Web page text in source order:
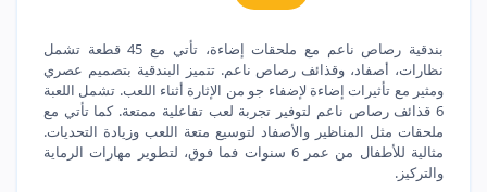
بندقية رصاص ناعم مع ملحقات إضاءة، تأتي مع 45 قطعة تشمل
نظارات، أصفاد، وقذائف رصاص ناعم. تتميز البندقية بتصميم عصري
ومثير مع تأثيرات إضاءة لإضفاء جو من الإثارة أثناء اللعب. تشمل اللعبة
6 قذائف رصاص ناعم لتوفير تجربة لعب تفاعلية ممتعة. كما تأتي مع
ملحقات مثل المناظير والأصفاد لتوسيع متعة اللعب وزيادة التحديات.
مثالية للأطفال من عمر 6 سنوات فما فوق، لتطوير مهارات الرماية
والتركيز.